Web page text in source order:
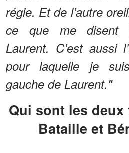
régie. Et de l’autre
ce que me disent
Laurent. C’est aussi
pour laquelle je
gauche de Laurent."
Qui sont les deux fils de Pascal
Bataille et